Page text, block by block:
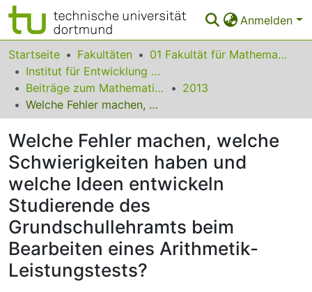
Anmelden
Bereiche & Sammlungen
Das gesamte Repositorium
Statistiken
FAQ
Leitlinien
Zurück zur Startseite
Startseite Fakultäten
01 Fakultät für Mathematik
Institut für Entwicklung und Erforschung des Mathematikunterrichts
Beiträge zum Mathematikunterricht
2013
Welche Fehler machen, welche Schwierigkeiten haben und welche Ideen entwickeln Studierende des Grundschullehramts beim Bearbeiten eines Arithmetik-Leistungstests?
Welche Fehler machen, welche
Schwierigkeiten haben und
welche Ideen entwickeln
Studierende des
Grundschullehramts beim
Bearbeiten eines Arithmetik-
Leistungstests?